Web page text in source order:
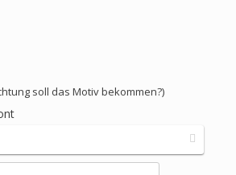
soll das Motiv bekommen?)